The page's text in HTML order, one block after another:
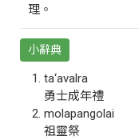
理。
小辭典
ta‘avalra
勇士成年禮
molapangolai
祖靈祭